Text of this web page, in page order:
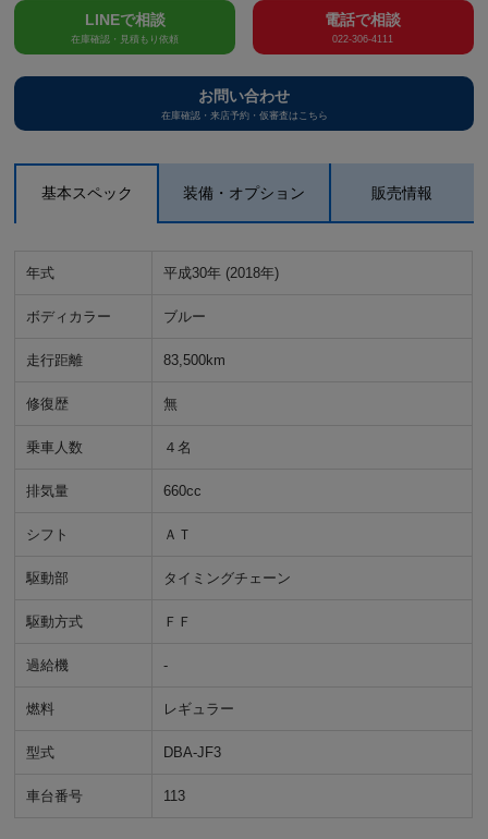
LINEで相談
在庫確認・見積もり依頼
電話で相談
022-306-4111
お問い合わせ
在庫確認・来店予約・仮審査はこちら
基本スペック 装備・オプション 販売情報
年式 平成30年 (2018年)
ボディカラー ブルー
走行距離 83,500km
修復歴 無
乗車人数 ４名
排気量 660cc
シフト ＡＴ
駆動部 タイミングチェーン
駆動方式 ＦＦ
過給機 -
燃料 レギュラー
型式 DBA-JF3
車台番号 113